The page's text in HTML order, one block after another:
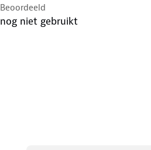
Beoordeeld
nog niet gebruikt